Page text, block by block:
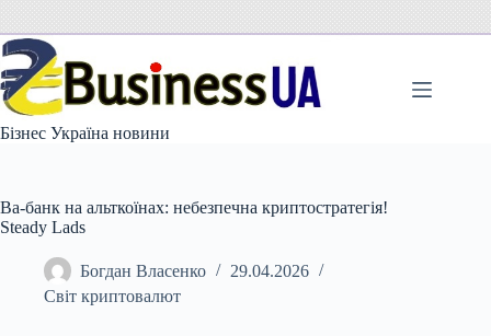
вмісту
Бізнес Україна новини
Ва-банк на альткоїнах: небезпечна криптостратегія!
Steady Lads
Богдан Власенко
29.04.2026
Світ криптовалют